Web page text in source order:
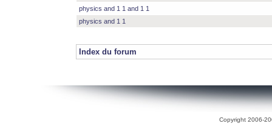
physics and 1 1 and 1 1
physics and 1 1
Index du forum
Copyright 2006-